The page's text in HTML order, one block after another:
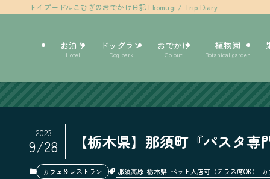
トイプードルこむぎのおでかけ日記 | komugi / Trip Diary
お泊り
Hotel
ドッグラン
Dog park
おでかけ
Go out
植物園
Botanical garden
【栃木県】那須町『パスタ
2023
9/28
カフェ＆レストラン 那須高原 栃木県 ペット入店可（テラス席OK）